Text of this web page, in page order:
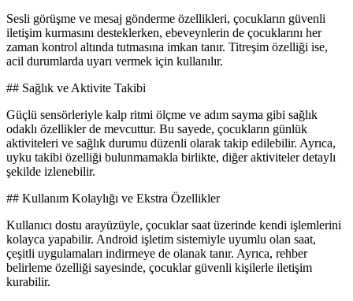
Sesli görüşme ve mesaj gönderme özellikleri, çocukların güvenli
iletişim kurmasını desteklerken, ebeveynlerin de çocuklarını her
zaman kontrol altında tutmasına imkan tanır. Titreşim özelliği ise,
acil durumlarda uyarı vermek için kullanılır.
## Sağlık ve Aktivite Takibi
Güçlü sensörleriyle kalp ritmi ölçme ve adım sayma gibi sağlık
odaklı özellikler de mevcuttur. Bu sayede, çocukların günlük
aktiviteleri ve sağlık durumu düzenli olarak takip edilebilir. Ayrıca,
uyku takibi özelliği bulunmamakla birlikte, diğer aktiviteler detaylı
şekilde izlenebilir.
## Kullanım Kolaylığı ve Ekstra Özellikler
Kullanıcı dostu arayüzüyle, çocuklar saat üzerinde kendi işlemlerini
kolayca yapabilir. Android işletim sistemiyle uyumlu olan saat,
çeşitli uygulamaları indirmeye de olanak tanır. Ayrıca, rehber
belirleme özelliği sayesinde, çocuklar güvenli kişilerle iletişim
kurabilir.